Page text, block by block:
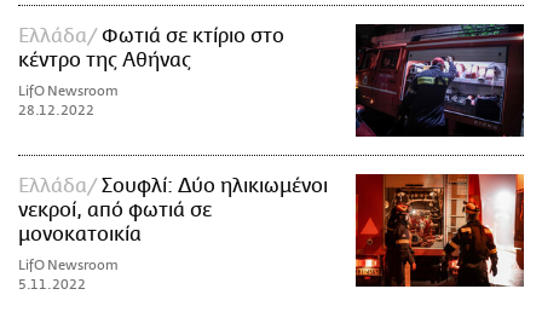
Ελλάδα
Φωτιά σε κτίριο στο
κέντρο της Αθήνας
LifO Newsroom
28.12.2022
Ελλάδα
Σουφλί: Δύο ηλικιωμένοι
νεκροί, από φωτιά σε
μονοκατοικία
LifO Newsroom
5.11.2022